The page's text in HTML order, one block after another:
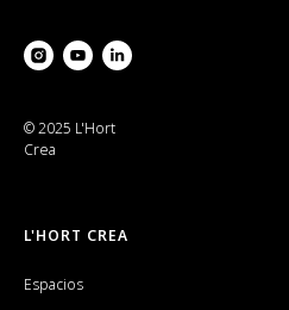
© 2025 L'Hort
Crea
L'HORT CREA
Espacios